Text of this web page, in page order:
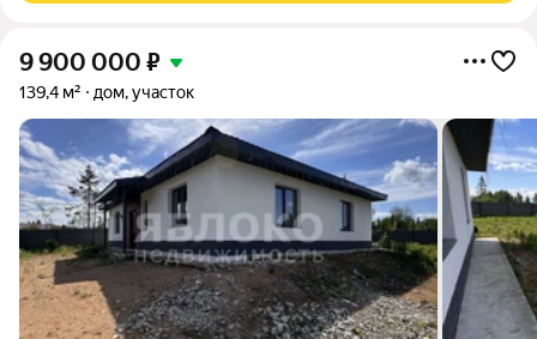
9 900 000 ₽
139,4 м² дом, участок